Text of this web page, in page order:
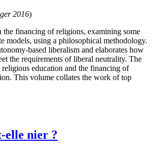
2016)
the financing of religions, examining some
models, using a philosophical methodology.
based liberalism and elaborates how
the requirements of liberal neutrality. The
religious education and the financing of
This volume collates the work of top
elle nier ?